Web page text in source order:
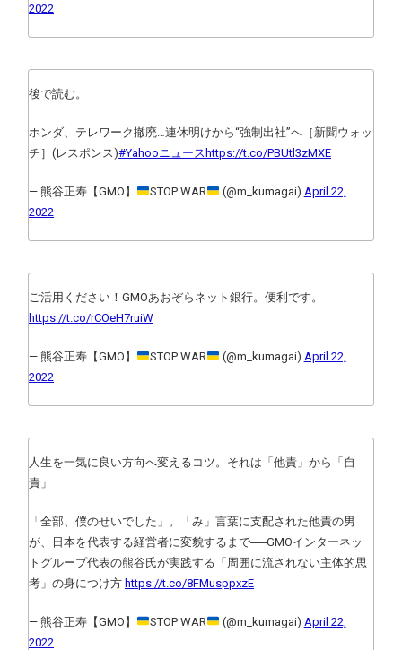
2022
後で読む。
ホンダ、テレワーク撤廃…連休明けから“強制出社”へ［新聞ウォッ
チ］(レスポンス)#Yahooニュース https://t.co/PBUtl3zMXE
— 熊谷正寿【GMO】 STOP WAR (@m_kumagai) April 22,
2022
ご活用ください！GMOあおぞらネット銀行。便利です。
https://t.co/rCOeH7ruiW
— 熊谷正寿【GMO】 STOP WAR (@m_kumagai) April 22,
2022
人生を一気に良い方向へ変えるコツ。それは「他責」から「自
責」
「全部、僕のせいでした」。「み」言葉に支配された他責の男
が、日本を代表する経営者に変貌するまで──GMOインターネッ
トグループ代表の熊谷氏が実践する「周囲に流されない主体的思
考」の身につけ方 https://t.co/8FMusppxzE
— 熊谷正寿【GMO】 STOP WAR (@m_kumagai) April 22,
2022